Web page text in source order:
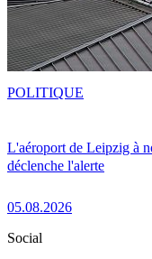
L'aéroport de Leipzig à
déclenche l'alerte
05.08.2026
POLITIQUE
Social